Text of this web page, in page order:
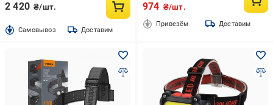
2 420 ₴/шт.
Cамовывоз Доставим
974 ₴/шт.
Привезём Доставим